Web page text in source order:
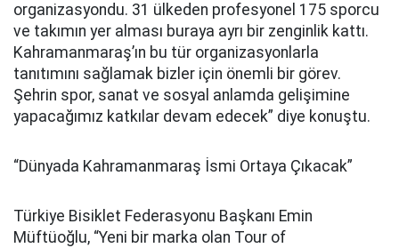
organizasyondu. 31 ülkeden profesyonel 175 sporcu
ve takımın yer alması buraya ayrı bir zenginlik kattı.
Kahramanmaraş’ın bu tür organizasyonlarla
tanıtımını sağlamak bizler için önemli bir görev.
Şehrin spor, sanat ve sosyal anlamda gelişimine
yapacağımız katkılar devam edecek” diye konuştu.
“Dünyada Kahramanmaraş İsmi Ortaya Çıkacak”
Türkiye Bisiklet Federasyonu Başkanı Emin
Müftüoğlu, “Yeni bir marka olan Tour of